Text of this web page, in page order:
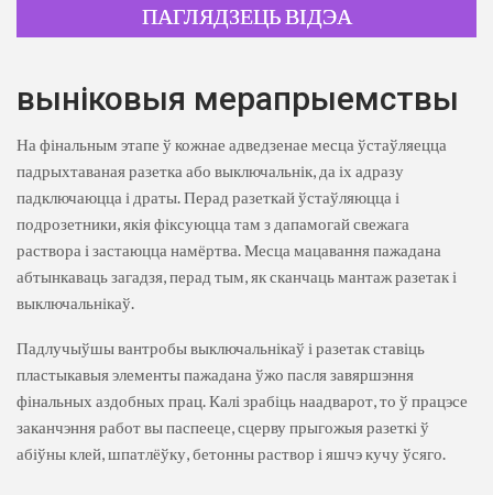
ПАГЛЯДЗЕЦЬ ВІДЭА
выніковыя мерапрыемствы
На фінальным этапе ў кожнае адведзенае месца ўстаўляецца
падрыхтаваная разетка або выключальнік, да іх адразу
падключаюцца і драты. Перад разеткай ўстаўляюцца і
подрозетники, якія фіксуюцца там з дапамогай свежага
раствора і застаюцца намёртва. Месца мацавання пажадана
абтынкаваць загадзя, перад тым, як сканчаць мантаж разетак і
выключальнікаў.
Падлучыўшы вантробы выключальнікаў і разетак ставіць
пластыкавыя элементы пажадана ўжо пасля завяршэння
фінальных аздобных прац. Калі зрабіць наадварот, то ў працэсе
заканчэння работ вы паспееце, сцерву прыгожыя разеткі ў
абіўны клей, шпатлёўку, бетонны раствор і яшчэ кучу ўсяго.